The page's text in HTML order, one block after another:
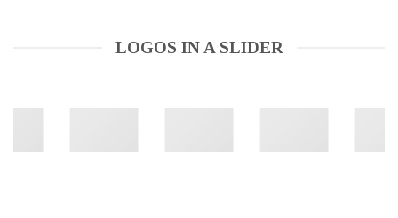
LOGOS IN A SLIDER